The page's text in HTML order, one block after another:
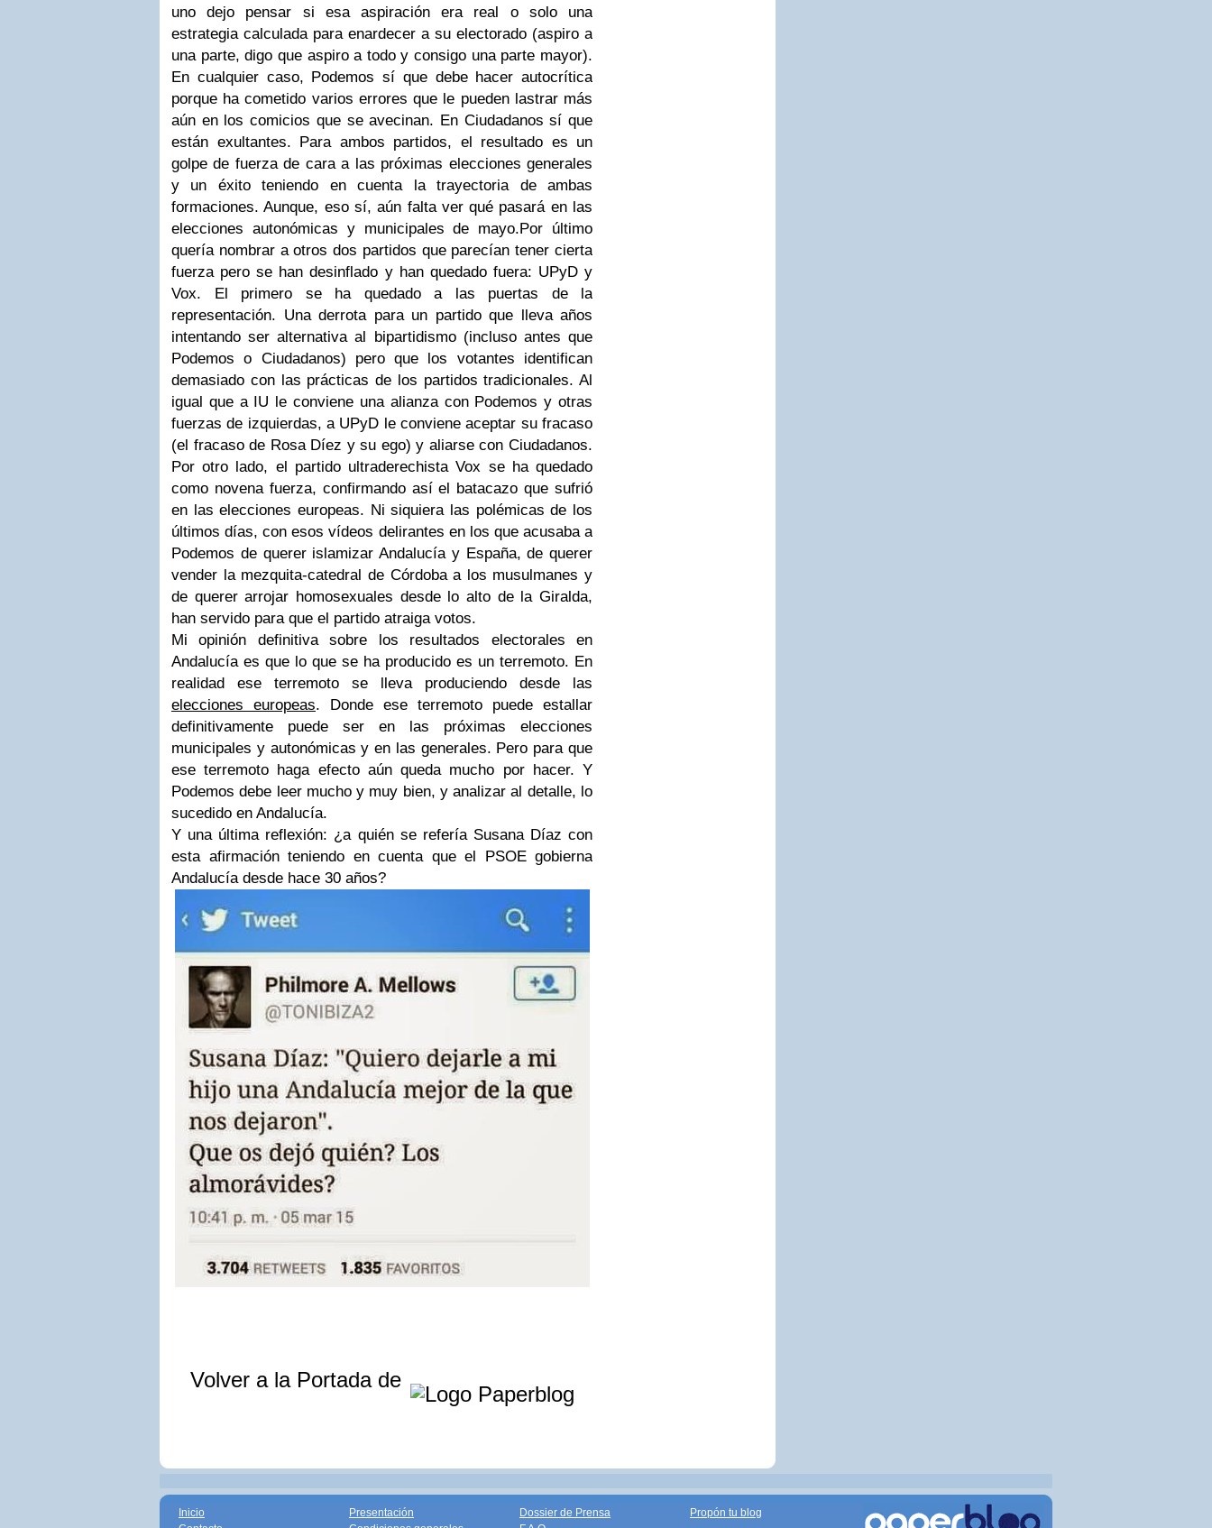
uno dejo pensar si esa aspiración era real o solo una
estrategia calculada para enardecer a su electorado (aspiro a
una parte, digo que aspiro a todo y consigo una parte mayor).
En cualquier caso, Podemos sí que debe hacer autocrítica
porque ha cometido varios errores que le pueden lastrar más
aún en los comicios que se avecinan. En Ciudadanos sí que
están exultantes. Para ambos partidos, el resultado es un
golpe de fuerza de cara a las próximas elecciones generales
y un éxito teniendo en cuenta la trayectoria de ambas
formaciones. Aunque, eso sí, aún falta ver qué pasará en las
elecciones autonómicas y municipales de mayo.Por último
quería nombrar a otros dos partidos que parecían tener cierta
fuerza pero se han desinflado y han quedado fuera: UPyD y
Vox. El primero se ha quedado a las puertas de la
representación. Una derrota para un partido que lleva años
intentando ser alternativa al bipartidismo (incluso antes que
Podemos o Ciudadanos) pero que los votantes identifican
demasiado con las prácticas de los partidos tradicionales. Al
igual que a IU le conviene una alianza con Podemos y otras
fuerzas de izquierdas, a UPyD le conviene aceptar su fracaso
(el fracaso de Rosa Díez y su ego) y aliarse con Ciudadanos.
Por otro lado, el partido ultraderechista Vox se ha quedado
como novena fuerza, confirmando así el batacazo que sufrió
en las elecciones europeas. Ni siquiera las polémicas de los
últimos días, con esos vídeos delirantes en los que acusaba a
Podemos de querer islamizar Andalucía y España, de querer
vender la mezquita-catedral de Córdoba a los musulmanes y
de querer arrojar homosexuales desde lo alto de la Giralda,
han servido para que el partido atraiga votos.
Mi opinión definitiva sobre los resultados electorales en
Andalucía es que lo que se ha producido es un terremoto. En
realidad ese terremoto se lleva produciendo desde las
elecciones europeas. Donde ese terremoto puede estallar
definitivamente puede ser en las próximas elecciones
municipales y autonómicas y en las generales. Pero para que
ese terremoto haga efecto aún queda mucho por hacer. Y
Podemos debe leer mucho y muy bien, y analizar al detalle, lo
sucedido en Andalucía.
Y una última reflexión: ¿a quién se refería Susana Díaz con
esta afirmación teniendo en cuenta que el PSOE gobierna
Andalucía desde hace 30 años?
Volver a la Portada de
Inicio
Presentación
Dossier de Prensa
Propón tu blog